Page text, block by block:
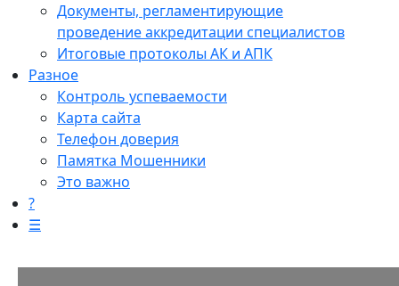
Документы, регламентирующие
проведение аккредитации специалистов
Итоговые протоколы АК и АПК
Разное
Контроль успеваемости
Карта сайта
Телефон доверия
Памятка Мошенники
Это важно
?
☰